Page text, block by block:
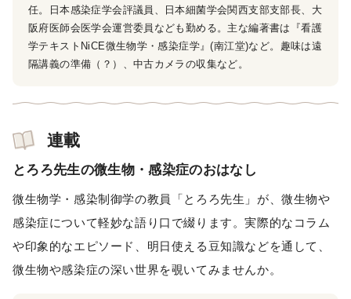
任。日本感染症学会評議員、日本細菌学会関西支部支部長、大
阪府医師会医学会運営委員なども勤める。主な編著書は『看護
学テキストNiCE微生物学・感染症学』(南江堂)など。趣味は遠
隔講義の準備（？）、中古カメラの収集など。
連載
とろろ先生の微生物・感染症のおはなし
微生物学・感染制御学の教員「とろろ先生」が、微生物や
感染症について軽妙な語り口で綴ります。実際的なコラム
や印象的なエピソード、明日使える豆知識などを通して、
微生物や感染症の深い世界を覗いてみませんか。